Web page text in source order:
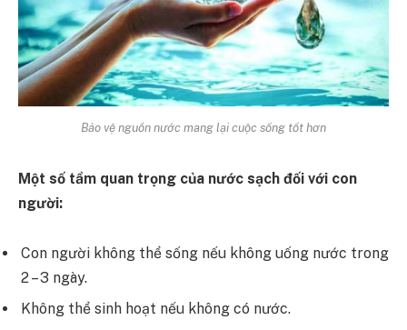
Bảo vệ nguồn nước mang lại cuộc sống tốt hơn
Một số tầm quan trọng của nước sạch đối với con
người:
Con người không thể sống nếu không uống nước trong
2 – 3 ngày.
Không thể sinh hoạt nếu không có nước.